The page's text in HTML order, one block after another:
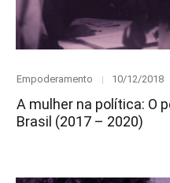
Category
Empoderamento
Posted
10/12/2018
A mulher na política: O
Brasil (2017 – 2020)